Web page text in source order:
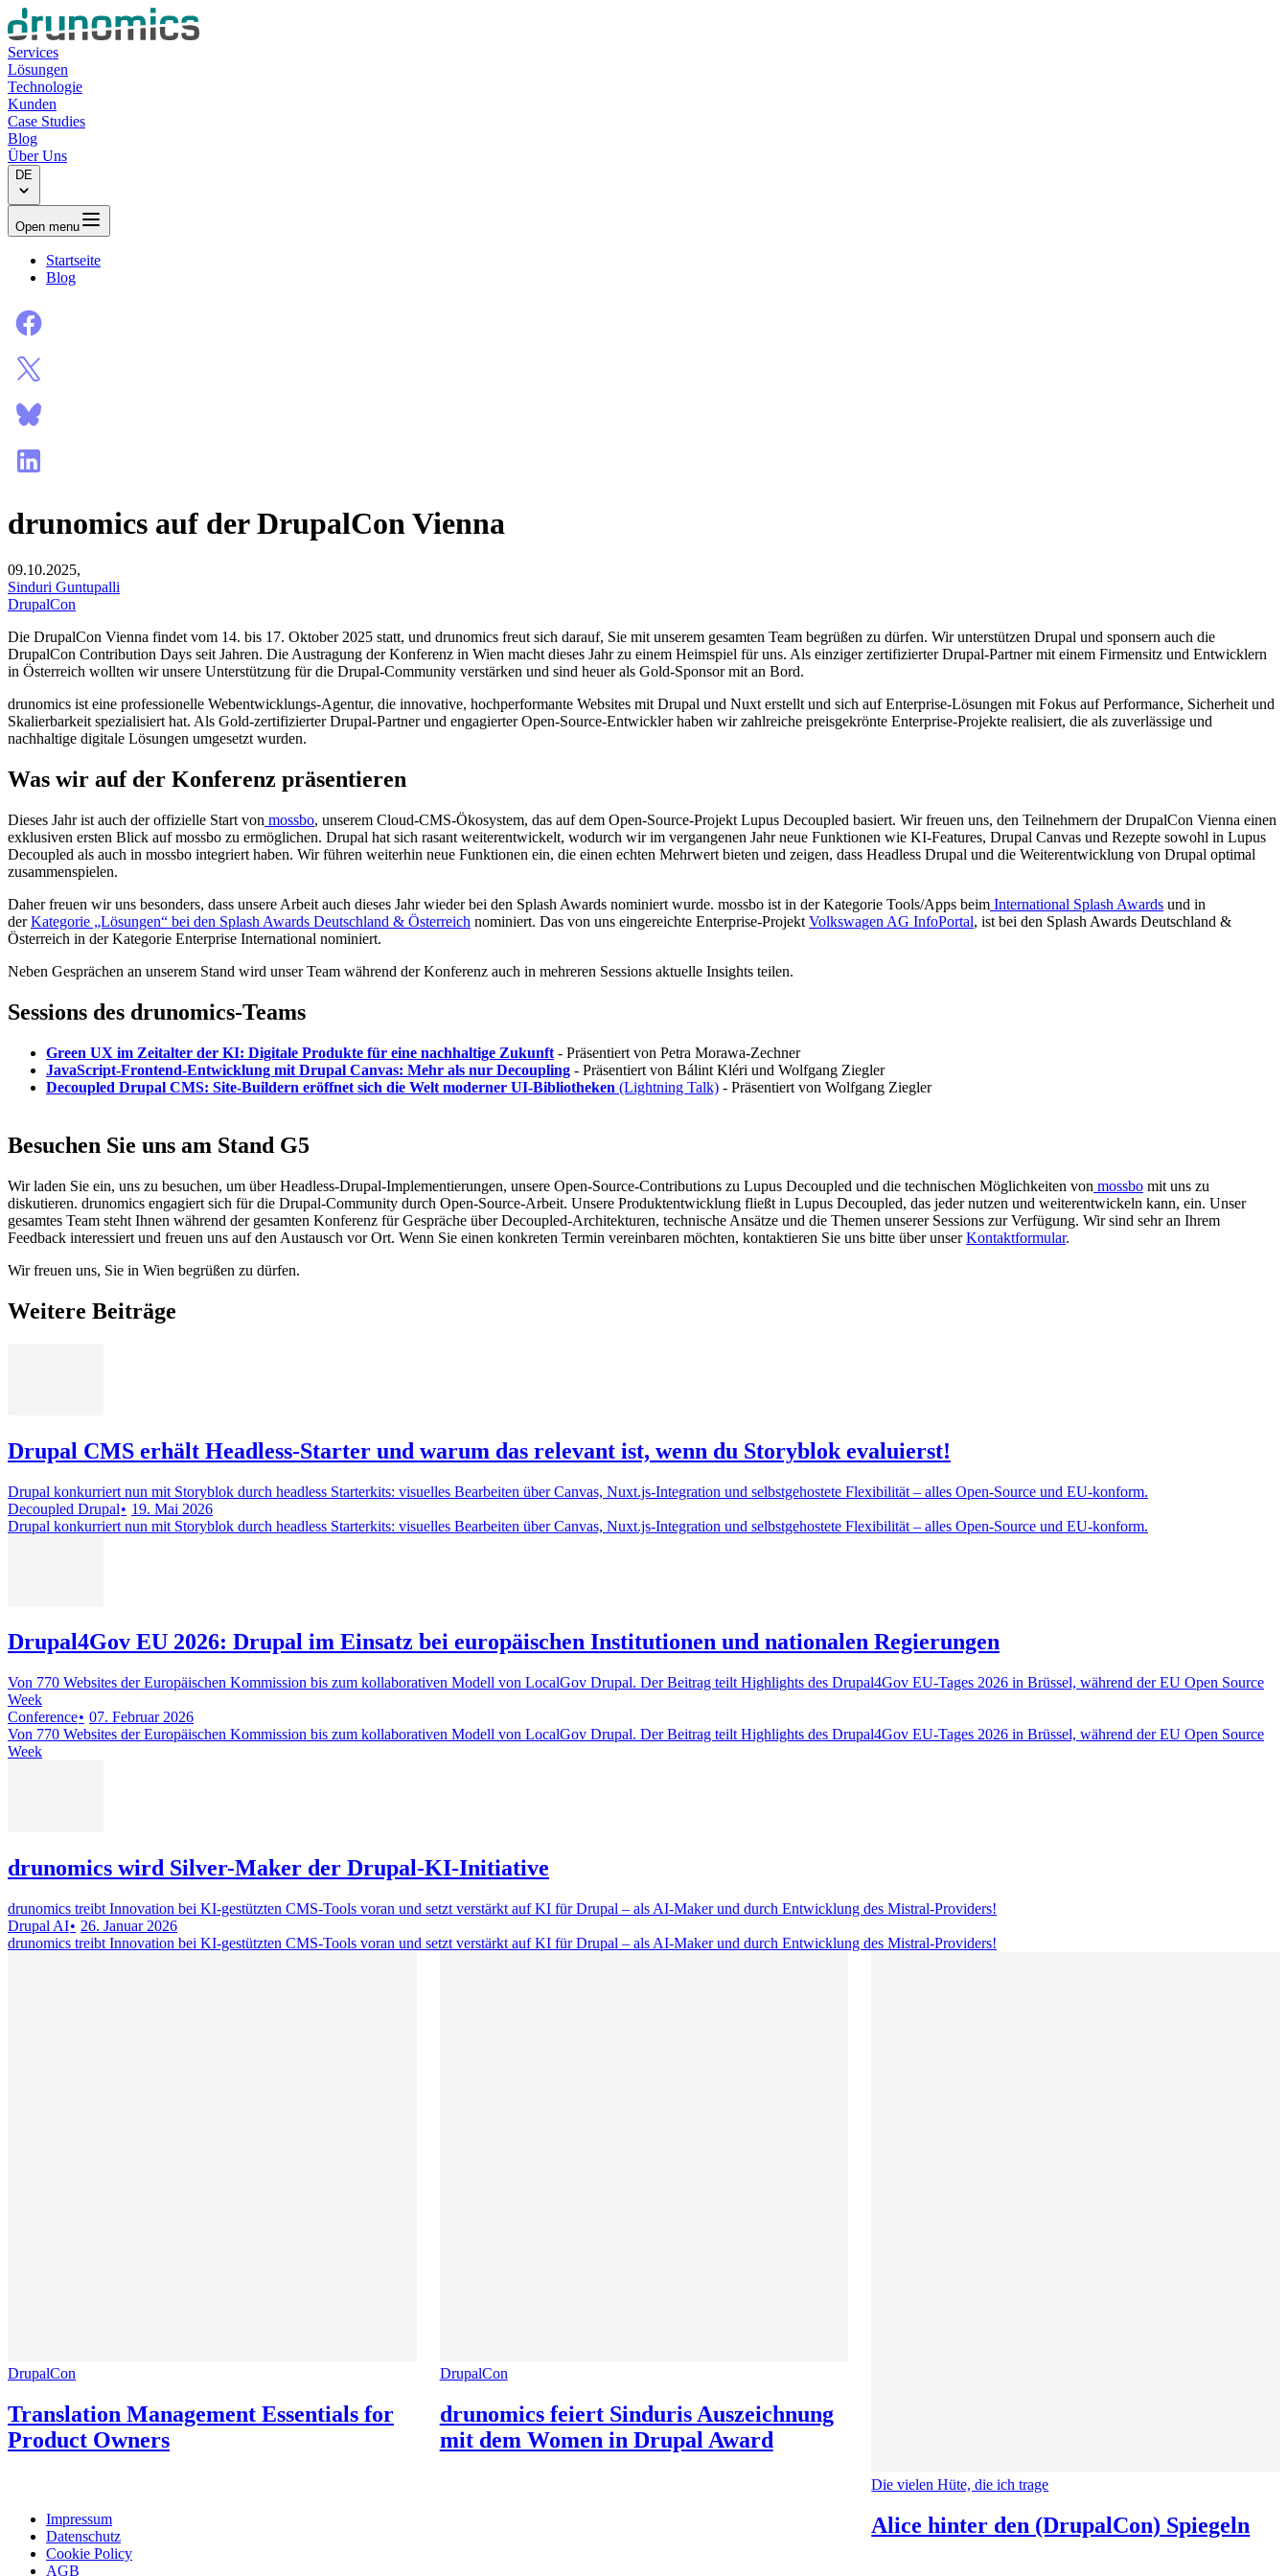
Services
Lösungen
Technologie
Kunden
Case Studies
Blog
Über Uns
DE
Open menu
Startseite
Blog
drunomics auf der DrupalCon Vienna
09.10.2025,
Sinduri Guntupalli
DrupalCon
Die DrupalCon Vienna findet vom 14. bis 17. Oktober 2025 statt, und drunomics freut sich darauf, Sie mit unserem gesamten Team begrüßen zu dürfen. Wir unterstützen Drupal und sponsern auch die
DrupalCon Contribution Days seit Jahren. Die Austragung der Konferenz in Wien macht dieses Jahr zu einem Heimspiel für uns. Als einziger zertifizierter Drupal-Partner mit einem Firmensitz und Entwicklern
in Österreich wollten wir unsere Unterstützung für die Drupal-Community verstärken und sind heuer als Gold-Sponsor mit an Bord.
drunomics ist eine professionelle Webentwicklungs-Agentur, die innovative, hochperformante Websites mit Drupal und Nuxt erstellt und sich auf Enterprise-Lösungen mit Fokus auf Performance, Sicherheit und
Skalierbarkeit spezialisiert hat. Als Gold-zertifizierter Drupal-Partner und engagierter Open-Source-Entwickler haben wir zahlreiche preisgekrönte Enterprise-Projekte realisiert, die als zuverlässige und
nachhaltige digitale Lösungen umgesetzt wurden.
Was wir auf der Konferenz präsentieren
Dieses Jahr ist auch der offizielle Start von mossbo, unserem Cloud-CMS-Ökosystem, das auf dem Open-Source-Projekt Lupus Decoupled basiert. Wir freuen uns, den Teilnehmern der DrupalCon Vienna einen
exklusiven ersten Blick auf mossbo zu ermöglichen. Drupal hat sich rasant weiterentwickelt, wodurch wir im vergangenen Jahr neue Funktionen wie KI-Features, Drupal Canvas und Rezepte sowohl in Lupus
Decoupled als auch in mossbo integriert haben. Wir führen weiterhin neue Funktionen ein, die einen echten Mehrwert bieten und zeigen, dass Headless Drupal und die Weiterentwicklung von Drupal optimal
zusammenspielen.
Daher freuen wir uns besonders, dass unsere Arbeit auch dieses Jahr wieder bei den Splash Awards nominiert wurde. mossbo ist in der Kategorie Tools/Apps beim International Splash Awards und in
derKategorie „Lösungen“ bei den Splash Awards Deutschland & Österreich nominiert. Das von uns eingereichte Enterprise-Projekt Volkswagen AG InfoPortal, ist bei den Splash Awards Deutschland &
Österreich in der Kategorie Enterprise International nominiert.
Neben Gesprächen an unserem Stand wird unser Team während der Konferenz auch in mehreren Sessions aktuelle Insights teilen.
Sessions des drunomics-Teams
Green UX im Zeitalter der KI: Digitale Produkte für eine nachhaltige Zukunft - Präsentiert von Petra Morawa-Zechner
JavaScript-Frontend-Entwicklung mit Drupal Canvas: Mehr als nur Decoupling - Präsentiert von Bálint Kléri und Wolfgang Ziegler
Decoupled Drupal CMS: Site-Buildern eröffnet sich die Welt moderner UI-Bibliotheken (Lightning Talk) - Präsentiert von Wolfgang Ziegler
Besuchen Sie uns am Stand G5
Wir laden Sie ein, uns zu besuchen, um über Headless-Drupal-Implementierungen, unsere Open-Source-Contributions zu Lupus Decoupled und die technischen Möglichkeiten von mossbo mit uns zu
diskutieren. drunomics engagiert sich für die Drupal-Community durch Open-Source-Arbeit. Unsere Produktentwicklung fließt in Lupus Decoupled, das jeder nutzen und weiterentwickeln kann, ein. Unser
gesamtes Team steht Ihnen während der gesamten Konferenz für Gespräche über Decoupled-Architekturen, technische Ansätze und die Themen unserer Sessions zur Verfügung. Wir sind sehr an Ihrem
Feedback interessiert und freuen uns auf den Austausch vor Ort. Wenn Sie einen konkreten Termin vereinbaren möchten, kontaktieren Sie uns bitte über unserKontaktformular.
Wir freuen uns, Sie in Wien begrüßen zu dürfen.
Weitere Beiträge
Drupal CMS erhält Headless-Starter und warum das relevant ist, wenn du Storyblok evaluierst!
Drupal konkurriert nun mit Storyblok durch headless Starterkits: visuelles Bearbeiten über Canvas, Nuxt.js-Integration und selbstgehostete Flexibilität – alles Open-Source und EU-konform.
Decoupled Drupal
19. Mai 2026
Drupal konkurriert nun mit Storyblok durch headless Starterkits: visuelles Bearbeiten über Canvas, Nuxt.js-Integration und selbstgehostete Flexibilität – alles Open-Source und EU-konform.
Drupal4Gov EU 2026: Drupal im Einsatz bei europäischen Institutionen und nationalen Regierungen
Von 770 Websites der Europäischen Kommission bis zum kollaborativen Modell von LocalGov Drupal. Der Beitrag teilt Highlights des Drupal4Gov EU-Tages 2026 in Brüssel, während der EU Open Source
Week
Conference
07. Februar 2026
Von 770 Websites der Europäischen Kommission bis zum kollaborativen Modell von LocalGov Drupal. Der Beitrag teilt Highlights des Drupal4Gov EU-Tages 2026 in Brüssel, während der EU Open Source
Week
drunomics wird Silver-Maker der Drupal-KI-Initiative
drunomics treibt Innovation bei KI-gestützten CMS-Tools voran und setzt verstärkt auf KI für Drupal – als AI-Maker und durch Entwicklung des Mistral-Providers!
Drupal AI
26. Januar 2026
drunomics treibt Innovation bei KI-gestützten CMS-Tools voran und setzt verstärkt auf KI für Drupal – als AI-Maker und durch Entwicklung des Mistral-Providers!
DrupalCon
Translation Management Essentials for
Product Owners
DrupalCon
drunomics feiert Sinduris Auszeichnung
mit dem Women in Drupal Award
Die vielen Hüte, die ich trage
Alice hinter den (DrupalCon) Spiegeln
Impressum
Datenschutz
Cookie Policy
AGB